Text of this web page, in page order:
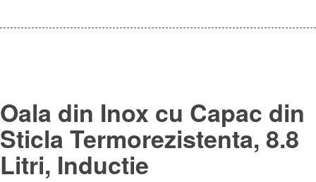
Oala din Inox cu Capac din
Sticla Termorezistenta, 8.8
Litri, Inductie